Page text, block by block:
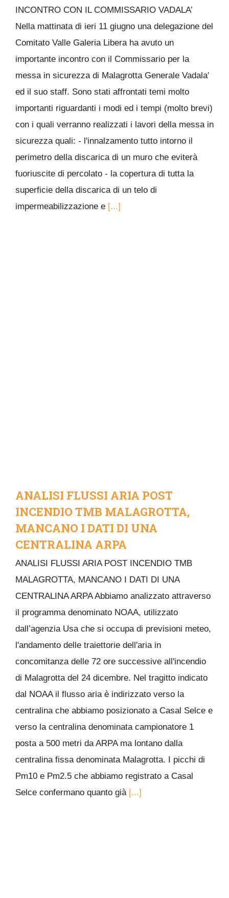
INCONTRO CON IL COMMISSARIO VADALA’
Nella mattinata di ieri 11 giugno una delegazione del
Comitato Valle Galeria Libera ha avuto un
importante incontro con il Commissario per la
messa in sicurezza di Malagrotta Generale Vadala'
ed il suo staff. Sono stati affrontati temi molto
importanti riguardanti i modi ed i tempi (molto brevi)
con i quali verranno realizzati i lavori della messa in
sicurezza quali: - l'innalzamento tutto intorno il
perimetro della discarica di un muro che eviterà
fuoriuscite di percolato - la copertura di tutta la
superficie della discarica di un telo di
impermeabilizzazione e [...]
ANALISI FLUSSI ARIA POST
INCENDIO TMB MALAGROTTA,
MANCANO I DATI DI UNA
CENTRALINA ARPA
ANALISI FLUSSI ARIA POST INCENDIO TMB
MALAGROTTA, MANCANO I DATI DI UNA
CENTRALINA ARPA Abbiamo analizzato attraverso
il programma denominato NOAA, utilizzato
dall’agenzia Usa che si occupa di previsioni meteo,
l'andamento delle traiettorie dell'aria in
concomitanza delle 72 ore successive all'incendio
di Malagrotta del 24 dicembre. Nel tragitto indicato
dal NOAA il flusso aria è indirizzato verso la
centralina che abbiamo posizionato a Casal Selce e
verso la centralina denominata campionatore 1
posta a 500 metri da ARPA ma lontano dalla
centralina fissa denominata Malagrotta. I picchi di
Pm10 e Pm2.5 che abbiamo registrato a Casal
Selce confermano quanto già [...]